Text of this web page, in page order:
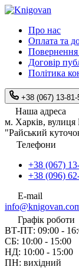
Про нас
Оплата та
Повернення
Договір
Політика
+38 (067) 13-81-
Наша адреса
м. Харків,
"Райський
Телефони
+38 (067)
+38 (096)
E-mail
Графік роботи
ВТ-ПТ: 09:00 -
СБ: 10:00 - 15:00
НД: 10:00 - 15:00
ПН: вихідний